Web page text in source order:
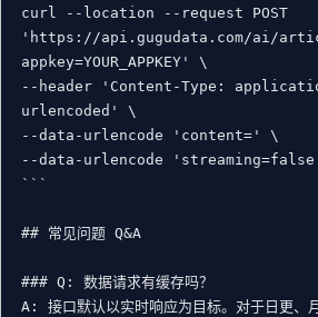
curl --location --request POST
'https://api.gugudata.com/ai/
appkey=YOUR_APPKEY' \
--header 'Content-Type:
urlencoded' \
--data-urlencode 'content=' \
--data-urlencode
```
## 常见问题 Q&A
### Q: 数据请求有缓存吗？
A: 接口默认以实时响应为目标。对于日更、